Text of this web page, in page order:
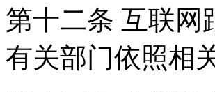
第十二条 互联网
有关部门依照相